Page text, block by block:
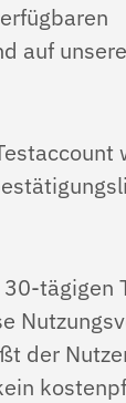
auf
tägigen
der